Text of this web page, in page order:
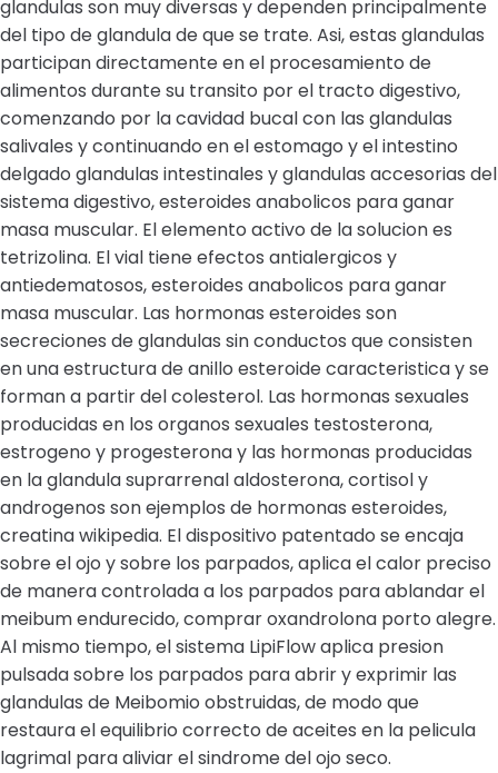
glandulas son muy diversas y dependen principalmente
del tipo de glandula de que se trate. Asi, estas glandulas
participan directamente en el procesamiento de
alimentos durante su transito por el tracto digestivo,
comenzando por la cavidad bucal con las glandulas
salivales y continuando en el estomago y el intestino
delgado glandulas intestinales y glandulas accesorias del
sistema digestivo, esteroides anabolicos para ganar
masa muscular. El elemento activo de la solucion es
tetrizolina. El vial tiene efectos antialergicos y
antiedematosos, esteroides anabolicos para ganar
masa muscular. Las hormonas esteroides son
secreciones de glandulas sin conductos que consisten
en una estructura de anillo esteroide caracteristica y se
forman a partir del colesterol. Las hormonas sexuales
producidas en los organos sexuales testosterona,
estrogeno y progesterona y las hormonas producidas
en la glandula suprarrenal aldosterona, cortisol y
androgenos son ejemplos de hormonas esteroides,
creatina wikipedia. El dispositivo patentado se encaja
sobre el ojo y sobre los parpados, aplica el calor preciso
de manera controlada a los parpados para ablandar el
meibum endurecido, comprar oxandrolona porto alegre.
Al mismo tiempo, el sistema LipiFlow aplica presion
pulsada sobre los parpados para abrir y exprimir las
glandulas de Meibomio obstruidas, de modo que
restaura el equilibrio correcto de aceites en la pelicula
lagrimal para aliviar el sindrome del ojo seco.